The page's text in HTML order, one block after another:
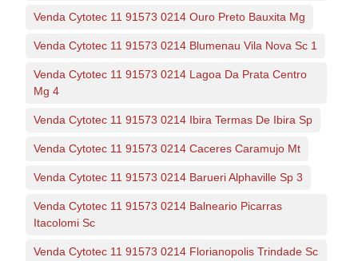
Venda Cytotec 11 91573 0214 Ouro Preto Bauxita Mg
Venda Cytotec 11 91573 0214 Blumenau Vila Nova Sc 1
Venda Cytotec 11 91573 0214 Lagoa Da Prata Centro
Mg 4
Venda Cytotec 11 91573 0214 Ibira Termas De Ibira Sp
Venda Cytotec 11 91573 0214 Caceres Caramujo Mt
Venda Cytotec 11 91573 0214 Barueri Alphaville Sp 3
Venda Cytotec 11 91573 0214 Balneario Picarras
Itacolomi Sc
Venda Cytotec 11 91573 0214 Florianopolis Trindade Sc